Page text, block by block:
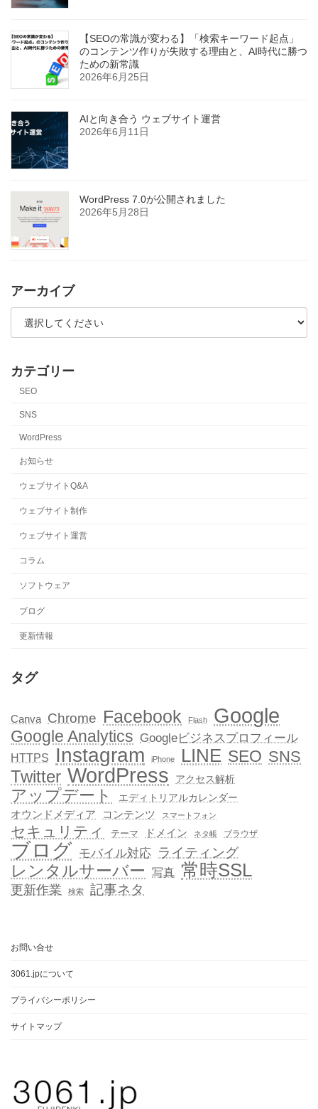
【SEOの常識が変わる】「検索キーワード起点」
のコンテンツ作りが失敗する理由と、AI時代に勝つ
ための新常識
2026年6月25日
AIと向き合う ウェブサイト運営
2026年6月11日
WordPress 7.0が公開されました
2026年5月28日
アーカイブ
カテゴリー
SEO
SNS
WordPress
お知らせ
ウェブサイトQ&A
ウェブサイト制作
ウェブサイト運営
コラム
ソフトウェア
ブログ
更新情報
タグ
Canva Chrome Facebook Flash Google
Google Analytics Googleビジネスプロフィール
HTTPS Instagram iPhone LINE SEO SNS
Twitter WordPress アクセス解析
アップデート エディトリアルカレンダー
オウンドメディア コンテンツ スマートフォン
セキュリティ テーマ ドメイン ネタ帳 ブラウザ
ブログ モバイル対応 ライティング
レンタルサーバー 写真 常時SSL
更新作業 検索 記事ネタ
お問い合せ
3061.jpについて
プライバシーポリシー
サイトマップ